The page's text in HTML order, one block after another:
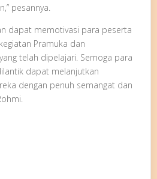
pesannya.
dapat memotivasi para peserta
Pramuka dan
telah dipelajari. Semoga para
dapat melanjutkan
dengan penuh semangat dan